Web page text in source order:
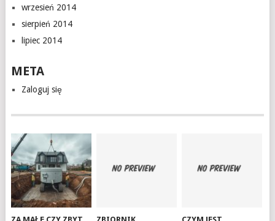
wrzesień 2014
sierpień 2014
lipiec 2014
META
Zaloguj się